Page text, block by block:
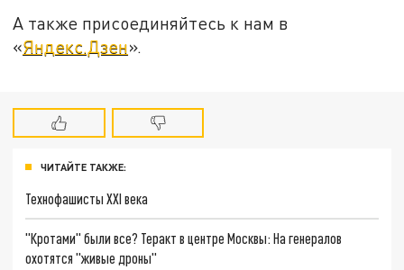
А также присоединяйтесь к нам в
«Яндекс.Дзен».
ЧИТАЙТЕ ТАКЖЕ:
Технофашисты XXI века
"Кротами" были все? Теракт в центре Москвы: На генералов
охотятся "живые дроны"